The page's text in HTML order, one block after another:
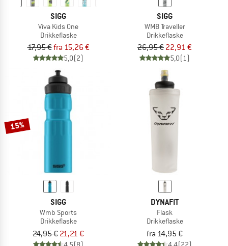
SIGG
Viva Kids One
Drikkeflaske
17,95 €fra 15,26 €
5,0(2)
SIGG
WMB Traveller
Drikkeflaske
26,95 € 22,91 €
5,0(1)
15%
SIGG
Wmb Sports
Drikkeflaske
24,95 € 21,21 €
DYNAFIT
Flask
Drikkeflaske
fra 14,95 €